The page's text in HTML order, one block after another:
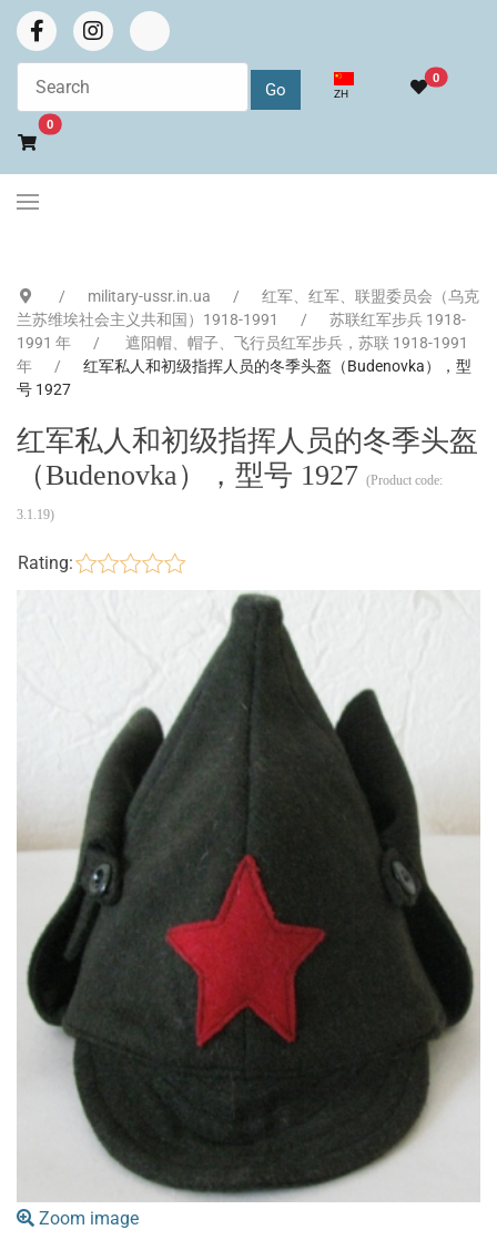
选择你的语音
ZH
0
0Go to cart
military-ussr.in.ua
红军、红军、联盟委员会（乌克
兰苏维埃社会主义共和国）1918-1991
苏联红军步兵 1918-
1991 年
遮阳帽、帽子、飞行员红军步兵，苏联 1918-1991
年
红军私人和初级指挥人员的冬季头盔（Budenovka），型
号 1927
红军私人和初级指挥人员的冬季头盔
（Budenovka），型号 1927 (Product code:
3.1.19)
Rating:
Zoom image